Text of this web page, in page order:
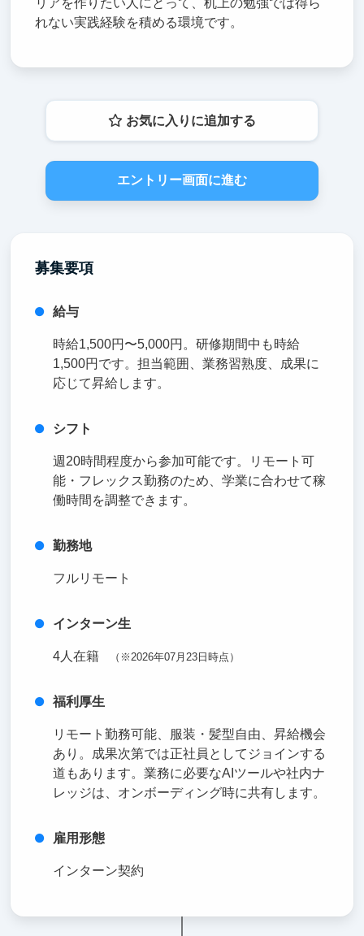
れない実践経験を積める環境です。
お気に入りに追加する
エントリー画面に進む
募集要項
給与
時給1,500円〜5,000円。研修期間中も時給
1,500円です。担当範囲、業務習熟度、成果に
応じて昇給します。
シフト
週20時間程度から参加可能です。リモート可
能・フレックス勤務のため、学業に合わせて稼
働時間を調整できます。
勤務地
フルリモート
インターン生
4人在籍 （※2026年07月23日時点）
福利厚生
リモート勤務可能、服装・髪型自由、昇給機会
あり。成果次第では正社員としてジョインする
道もあります。業務に必要なAIツールや社内ナ
レッジは、オンボーディング時に共有します。
雇用形態
インターン契約